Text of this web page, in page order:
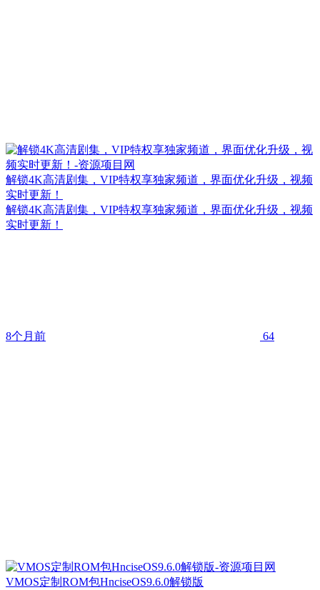
解锁4K高清剧集，VIP特权享独家频道，界面优化升级，视频
实时更新！
解锁4K高清剧集，VIP特权享独家频道，界面优化升级，视频
实时更新！
8个月前 64
VMOS定制ROM包HnciseOS9.6.0解锁版